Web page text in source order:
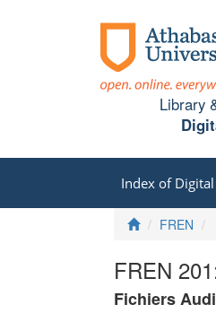
Library
Index of
HomeFREN
FREN
Fichiers